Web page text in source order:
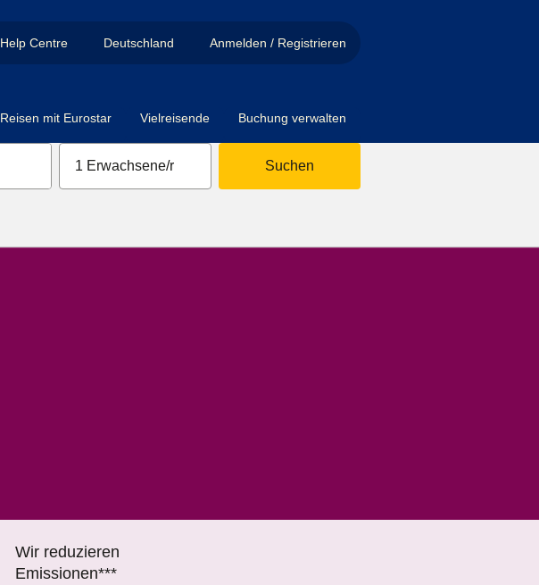
Help Centre Deutschland Anmelden / Registrieren
Reisen mit Eurostar Vielreisende Buchung verwalten
1 Erwachsene/r Suchen
Wir reduzieren
Emissionen***